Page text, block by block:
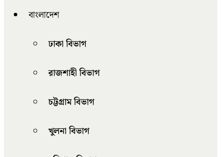
বাংলাদেশ
ঢাকা বিভাগ
রাজশাহী বিভাগ
চট্টগ্রাম বিভাগ
খুলনা বিভাগ